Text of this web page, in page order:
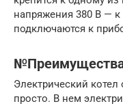
напряжения 380 В —
подключаются к
№Преимущества
Электрический
просто. В нем